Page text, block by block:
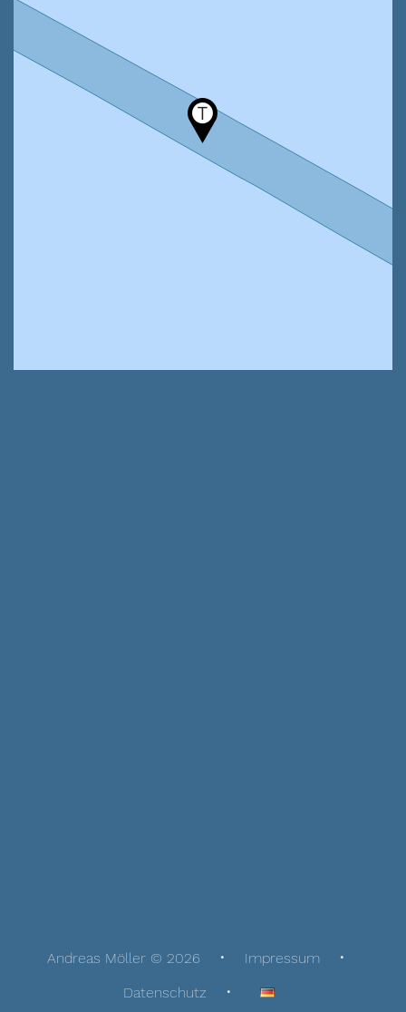
Andreas Möller © 2026
Impressum
Datenschutz